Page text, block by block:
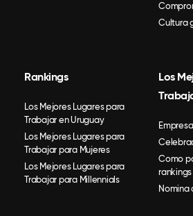
Cultura
Rankings
Los Mejores Lugares para
Trabajar en Uruguay
Los Mejores Lugares para
Trabajar para Mujeres
Los Mejores Lugares para
Trabajar para Millennials
Los
Como
rankings
Nomina